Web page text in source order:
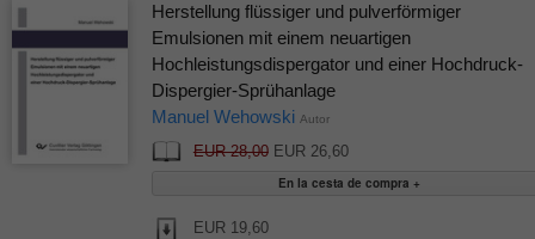
Herstellung flüssiger und pulverförmiger
Emulsionen mit einem neuartigen
Hochleistungsdispergator und einer Hochdruck-
Dispergier-Sprühanlage
Manuel Wehowski Autor
EUR 28,00EUR 26,60
EUR 19,60